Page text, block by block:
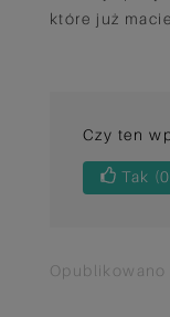
które już
Czy ten
Tak
Opublikowano